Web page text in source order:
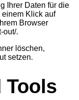
Ihrer Daten für die
Klick auf
Browser
out/.
löschen,
setzen.
Tools